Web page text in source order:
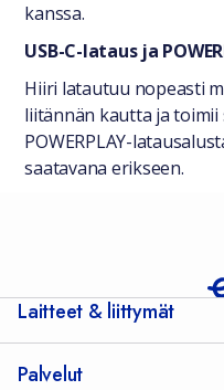
kanssa.
USB-C-lataus ja
Hiiri latautuu nopeasti
liitännän kautta ja
POWERPLAY-
saatavana erikseen.
Laitteet & liittymät
Palvelut